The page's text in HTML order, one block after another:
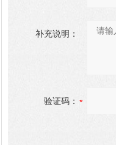
补充说明：
验证码：